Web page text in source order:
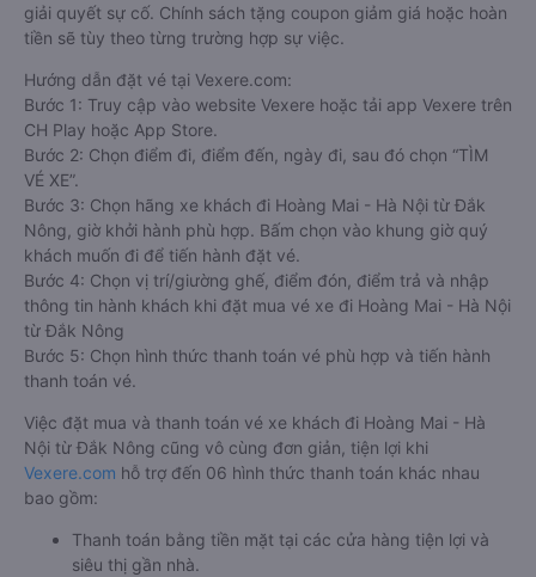
giải quyết sự cố. Chính sách tặng coupon giảm giá hoặc hoàn
tiền sẽ tùy theo từng trường hợp sự việc.
Hướng dẫn đặt vé tại Vexere.com:
Bước 1: Truy cập vào website Vexere hoặc tải app Vexere trên
CH Play hoặc App Store.
Bước 2: Chọn điểm đi, điểm đến, ngày đi, sau đó chọn “TÌM
VÉ XE”.
Bước 3: Chọn hãng xe khách đi Hoàng Mai - Hà Nội từ Đắk
Nông, giờ khởi hành phù hợp. Bấm chọn vào khung giờ quý
khách muốn đi để tiến hành đặt vé.
Bước 4: Chọn vị trí/giường ghế, điểm đón, điểm trả và nhập
thông tin hành khách khi đặt mua vé xe đi Hoàng Mai - Hà Nội
từ Đắk Nông
Bước 5: Chọn hình thức thanh toán vé phù hợp và tiến hành
thanh toán vé.
Việc đặt mua và thanh toán vé xe khách đi Hoàng Mai - Hà
Nội từ Đắk Nông cũng vô cùng đơn giản, tiện lợi khi
Vexere.com hỗ trợ đến 06 hình thức thanh toán khác nhau
bao gồm:
Thanh toán bằng tiền mặt tại các cửa hàng tiện lợi và
siêu thị gần nhà.